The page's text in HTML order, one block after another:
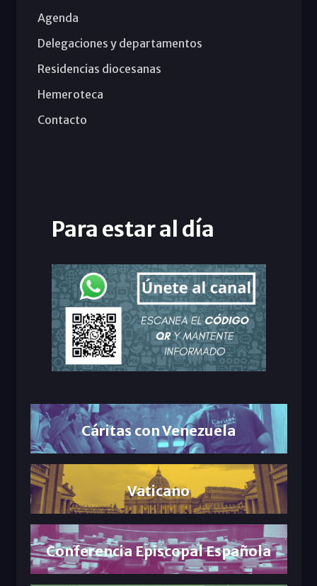
Agenda
Delegaciones y departamentos
Residencias diocesanas
Hemeroteca
Contacto
Para estar al día
Cáritas con Venezuela
Vaticano
Conferencia Episcopal Española